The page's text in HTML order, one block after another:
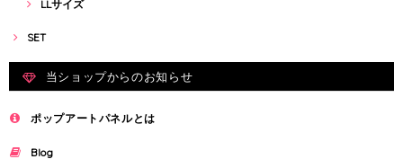
LLサイズ
SET
当ショップからのお知らせ
ポップアートパネルとは
Blog